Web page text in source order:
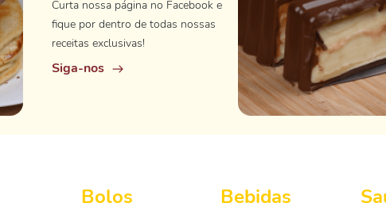
Curta nossa página no Facebook e
fique por dentro de todas nossas
receitas exclusivas!
Siga-nos
Bolos Bebidas